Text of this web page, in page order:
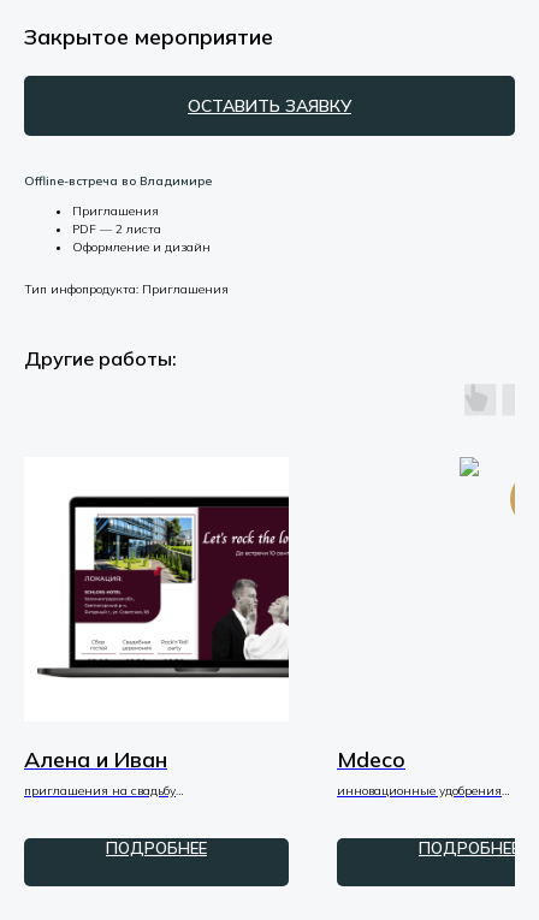
Закрытое мероприятие
ОСТАВИТЬ ЗАЯВКУ
Offline-встреча во Владимире
Приглашения
PDF — 2 листа
Оформление и дизайн
Тип инфопродукта: Приглашения
Другие работы:
Алена и Иван
приглашения на свадьбу
ПОДРОБНЕЕ
Mdeco
инновационные удобрения
ПОДРОБНЕЕ